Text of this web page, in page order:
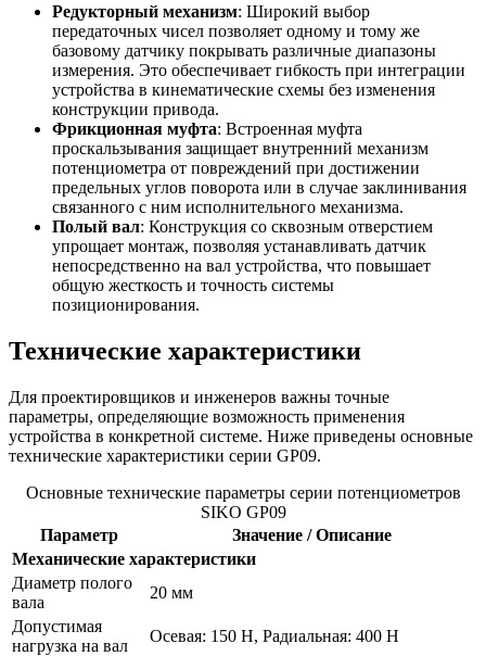
Редукторный механизм: Широкий выбор
передаточных чисел позволяет одному и тому же
базовому датчику покрывать различные диапазоны
измерения. Это обеспечивает гибкость при интеграции
устройства в кинематические схемы без изменения
конструкции привода.
Фрикционная муфта: Встроенная муфта
проскальзывания защищает внутренний механизм
потенциометра от повреждений при достижении
предельных углов поворота или в случае заклинивания
связанного с ним исполнительного механизма.
Полый вал: Конструкция со сквозным отверстием
упрощает монтаж, позволяя устанавливать датчик
непосредственно на вал устройства, что повышает
общую жесткость и точность системы
позиционирования.
Технические характеристики
Для проектировщиков и инженеров важны точные
параметры, определяющие возможность применения
устройства в конкретной системе. Ниже приведены основные
технические характеристики серии GP09.
Основные технические параметры серии потенциометров
SIKO GP09
Параметр
Значение / Описание
Механические характеристики
Диаметр полого
вала
20 мм
Допустимая
нагрузка на вал
Осевая: 150 Н, Радиальная: 400 Н